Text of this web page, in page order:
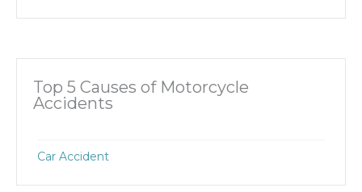
Top 5 Causes of Motorcycle
Accidents
Car Accident